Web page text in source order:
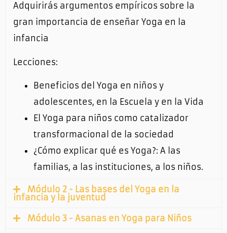
Adquirirás argumentos empíricos sobre la
gran importancia de enseñar Yoga en la
infancia
Lecciones:
Beneficios del Yoga en niños y
adolescentes, en la Escuela y en la Vida
El Yoga para niños como catalizador
transformacional de la sociedad
¿Cómo explicar qué es Yoga?: A las
familias, a las instituciones, a los niños.
Módulo 2 - Las bases del Yoga en la
infancia y la juventud
Módulo 3 - Asanas en Yoga para Niños